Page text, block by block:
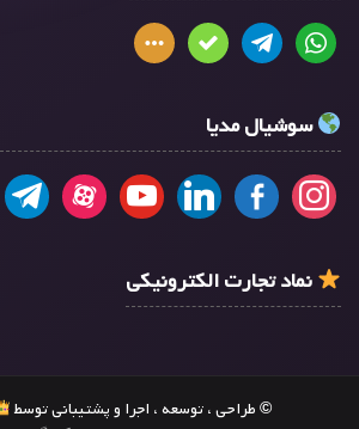
سوشیال مدیا
نماد تجارت الکترونیکی
© طراحی ، توسعه ، اجرا و پشتیبانی توسط